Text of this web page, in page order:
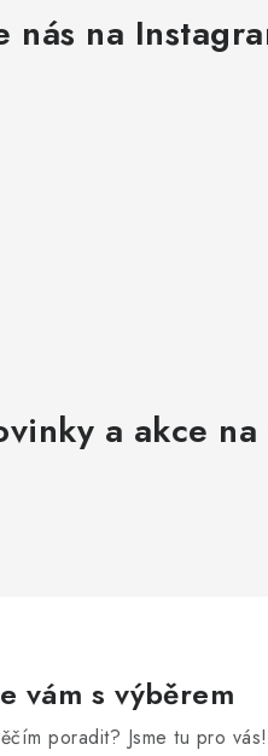
nás na
a akce na
vám s výběrem
poradit? Jsme tu pro vás!